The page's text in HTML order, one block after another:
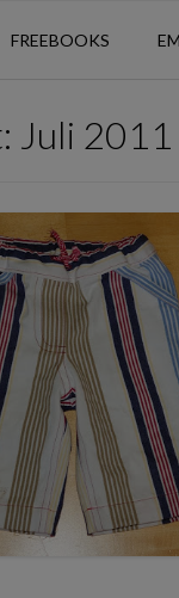
FREEBOOKS
Juli 2011